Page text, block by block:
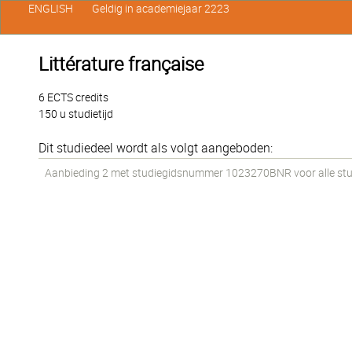
Littérature française
6 ECTS credits
150 u studietijd
Dit studiedeel wordt als volgt aangeboden:
Aanbieding 2 met studiegidsnummer 1023270BNR voor alle
ENGLISH Geldig in academiejaar 2223